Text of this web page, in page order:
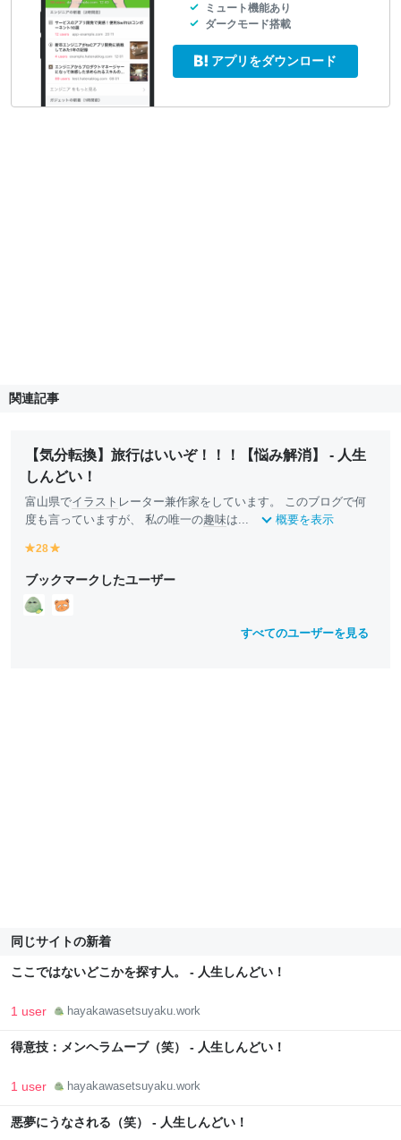
ミュート機能あり
ダークモード搭載
アプリをダウンロード
関連記事
【気分転換】旅行はいいぞ！！！【悩み解消】 - 人生
しんどい！
富山県でイラスト レーター兼作家をしています。 このブログで何
度も言っていますが、 私の唯一の趣味は... 概要を表示
y
ll
o
w
28
ll
o
w
ブックマークしたユーザー
すべてのユーザーを見る
同じサイトの新着
ここではないどこかを探す人。 - 人生しんどい！
1 user hayakawasetsuyaku.work
得意技：メンヘラムーブ（笑） - 人生しんどい！
1 user hayakawasetsuyaku.work
悪夢にうなされる（笑） - 人生しんどい！